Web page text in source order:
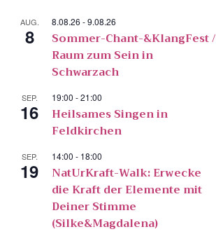
AUG.
8
8.08.26 -9.08.26
Sommer-Chant-&KlangFest /
Raum zum Sein in
Schwarzach
SEP.
16
19:00 -21:00
Heilsames Singen in
Feldkirchen
SEP.
19
14:00 - 18:00
NatUrKraft-Walk: Erwecke
die Kraft der Elemente mit
Deiner Stimme
(Silke&Magdalena)